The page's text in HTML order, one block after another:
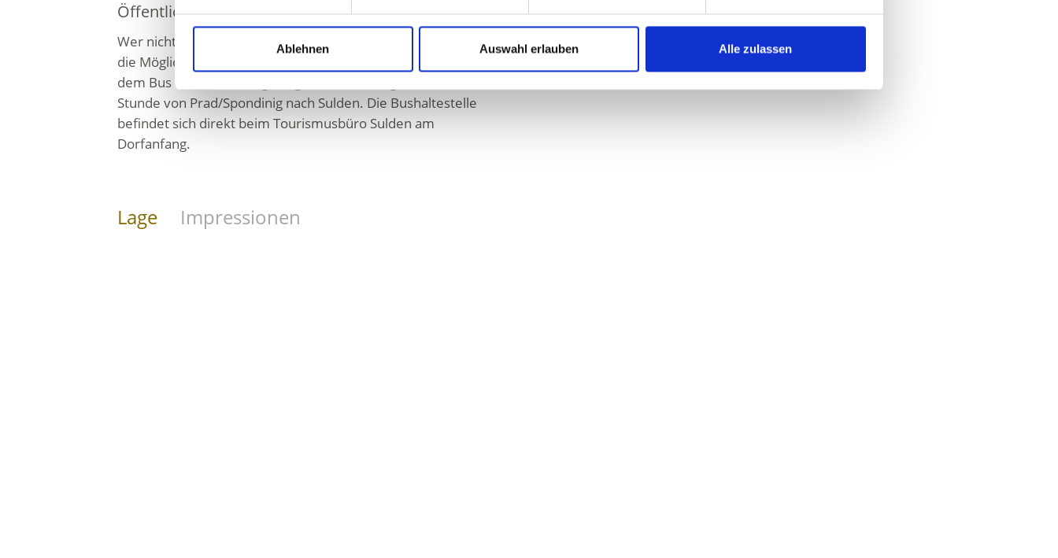
Ablehnen Auswahl erlauben Alle zulassen
Öffentliche Verkehrsmittel
Wer nicht mit dem Privatauto nach Sulden fahren möchte, hat
die Möglichkeit die öffentlichen Verkehrsmittel zu nutzen. Mit
dem Bus der Linie 271, gelangt man in einer guten halben
Stunde von Prad/Spondinig nach Sulden. Die Bushaltestelle
befindet sich direkt beim Tourismusbüro Sulden am
Dorfanfang.
Lage Impressionen